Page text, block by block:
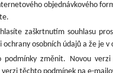
objednávkového
zaškrtnutím souhlasu
osobních údajů a že je
podmínky změnit. Novou